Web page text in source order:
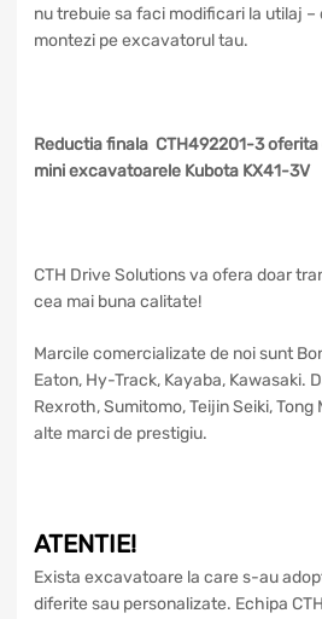
nu trebuie sa faci modificari la utilaj –
montezi pe excavatorul tau.
Reductia finala CTH492201-3 oferita
mini excavatoarele Kubota KX41-3V
CTH Drive Solutions va ofera doar
cea mai buna calitate!
Marcile comercializate de noi sunt
Eaton, Hy-Track, Kayaba, Kawasaki.
Rexroth, Sumitomo, Teijin Seiki, Tong
alte marci de prestigiu.
ATENTIE!
Exista excavatoare la care s-au
diferite sau personalizate. Echipa